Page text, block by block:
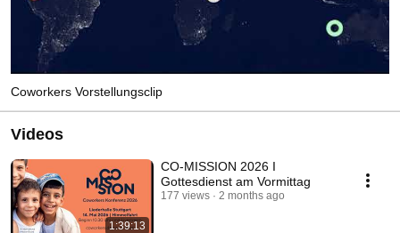
Coworkers Vorstellungsclip
Videos
1:39:13
CO-MISSION 2026 I
Gottesdienst am Vormittag
177 views 2 months ago